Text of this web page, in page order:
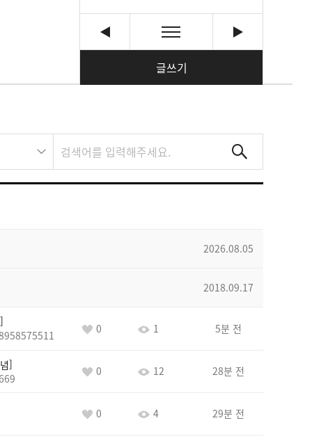
글쓰기
2026.08.05
2018.09.17
0 1 5분 전
0 12 28분 전
0 4 29분 전